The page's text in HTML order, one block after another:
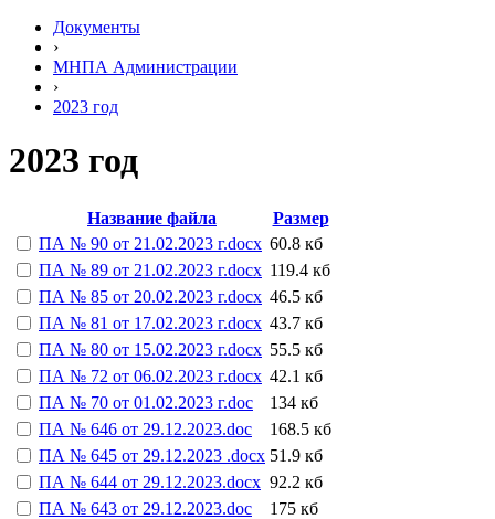
Документы
›
МНПА Администрации
›
2023 год
2023 год
Название файла
Размер
ПА № 90 от 21.02.2023 г.docx 60.8 кб
ПА № 89 от 21.02.2023 г.docx 119.4 кб
ПА № 85 от 20.02.2023 г.docx 46.5 кб
ПА № 81 от 17.02.2023 г.docx 43.7 кб
ПА № 80 от 15.02.2023 г.docx 55.5 кб
ПА № 72 от 06.02.2023 г.docx 42.1 кб
ПА № 70 от 01.02.2023 г.doc
134 кб
ПА № 646 от 29.12.2023.doc
168.5 кб
ПА № 645 от 29.12.2023 .docx 51.9 кб
ПА № 644 от 29.12.2023.docx 92.2 кб
ПА № 643 от 29.12.2023.doc
175 кб